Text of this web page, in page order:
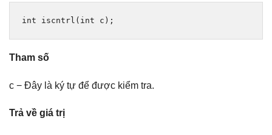
int iscntrl ( int c );
Tham số
c − Đây là ký tự để được kiểm tra.
Trả về giá trị